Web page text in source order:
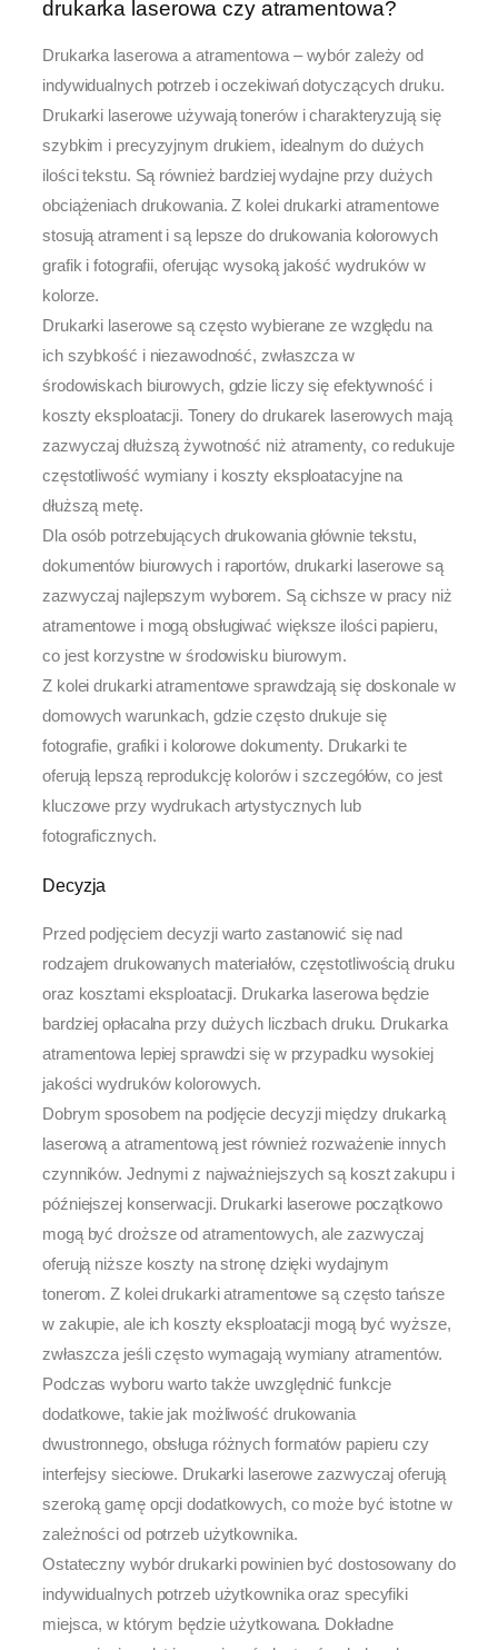
drukarka laserowa czy atramentowa?
Drukarka laserowa a atramentowa – wybór zależy od
indywidualnych potrzeb i oczekiwań dotyczących druku.
Drukarki laserowe używają tonerów i charakteryzują się
szybkim i precyzyjnym drukiem, idealnym do dużych
ilości tekstu. Są również bardziej wydajne przy dużych
obciążeniach drukowania. Z kolei drukarki atramentowe
stosują atrament i są lepsze do drukowania kolorowych
grafik i fotografii, oferując wysoką jakość wydruków w
kolorze.
Drukarki laserowe są często wybierane ze względu na
ich szybkość i niezawodność, zwłaszcza w
środowiskach biurowych, gdzie liczy się efektywność i
koszty eksploatacji. Tonery do drukarek laserowych mają
zazwyczaj dłuższą żywotność niż atramenty, co redukuje
częstotliwość wymiany i koszty eksploatacyjne na
dłuższą metę.
Dla osób potrzebujących drukowania głównie tekstu,
dokumentów biurowych i raportów, drukarki laserowe są
zazwyczaj najlepszym wyborem. Są cichsze w pracy niż
atramentowe i mogą obsługiwać większe ilości papieru,
co jest korzystne w środowisku biurowym.
Z kolei drukarki atramentowe sprawdzają się doskonale w
domowych warunkach, gdzie często drukuje się
fotografie, grafiki i kolorowe dokumenty. Drukarki te
oferują lepszą reprodukcję kolorów i szczegółów, co jest
kluczowe przy wydrukach artystycznych lub
fotograficznych.
Decyzja
Przed podjęciem decyzji warto zastanowić się nad
rodzajem drukowanych materiałów, częstotliwością druku
oraz kosztami eksploatacji. Drukarka laserowa będzie
bardziej opłacalna przy dużych liczbach druku. Drukarka
atramentowa lepiej sprawdzi się w przypadku wysokiej
jakości wydruków kolorowych.
Dobrym sposobem na podjęcie decyzji między drukarką
laserową a atramentową jest również rozważenie innych
czynników. Jednymi z najważniejszych są koszt zakupu i
późniejszej konserwacji. Drukarki laserowe początkowo
mogą być droższe od atramentowych, ale zazwyczaj
oferują niższe koszty na stronę dzięki wydajnym
tonerom. Z kolei drukarki atramentowe są często tańsze
w zakupie, ale ich koszty eksploatacji mogą być wyższe,
zwłaszcza jeśli często wymagają wymiany atramentów.
Podczas wyboru warto także uwzględnić funkcje
dodatkowe, takie jak możliwość drukowania
dwustronnego, obsługa różnych formatów papieru czy
interfejsy sieciowe. Drukarki laserowe zazwyczaj oferują
szeroką gamę opcji dodatkowych, co może być istotne w
zależności od potrzeb użytkownika.
Ostateczny wybór drukarki powinien być dostosowany do
indywidualnych potrzeb użytkownika oraz specyfiki
miejsca, w którym będzie użytkowana. Dokładne